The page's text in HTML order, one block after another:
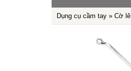
Dụng cụ cầm tay » Cờ